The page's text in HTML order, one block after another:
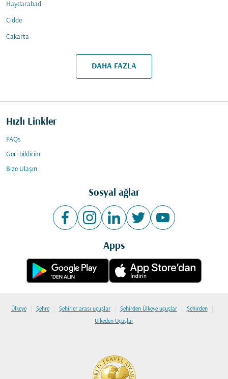
Haydarabad
Cidde
Cakarta
DAHA FAZLA
Hızlı Linkler
FAQs
Geri bildirim
Bize Ulaşın
Sosyal ağlar
Apps
Ülkeye | Şehre | Şehirler arası uçuşlar | Şehirden Ülkeye uçuşlar | Şehirden |
Ülkeden Uçuşlar